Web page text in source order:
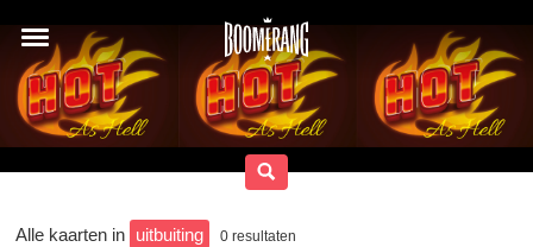
Alle kaarten in uitbuiting 0 resultaten